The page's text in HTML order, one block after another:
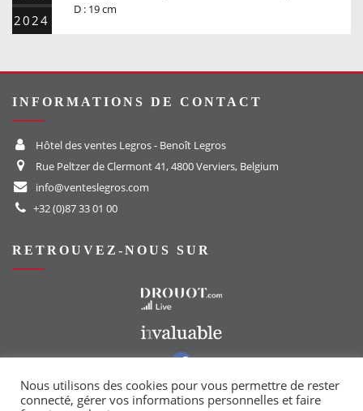
2024
D : 19 cm
INFORMATIONS DE CONTACT
Hôtel des ventes Legros - Benoît Legros
Rue Peltzer de Clermont 41, 4800 Verviers, Belgium
info@venteslegros.com
+32 (0)87 33 01 00
RETROUVEZ-NOUS SUR
Vers notre groupe Facebook
Nous utilisons des cookies pour vous permettre de rester
connecté, gérer vos informations personnelles et faire